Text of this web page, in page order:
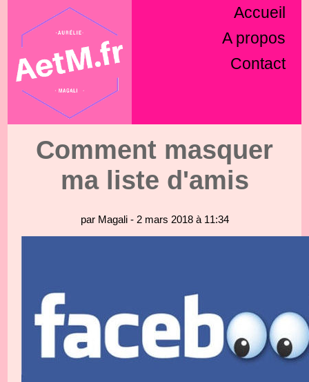
Accueil
A propos
Contact
Comment masquer
ma liste d'amis
par Magali - 2 mars 2018 à 11:34